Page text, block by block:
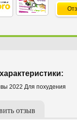
2022 Для похудения
отзыв